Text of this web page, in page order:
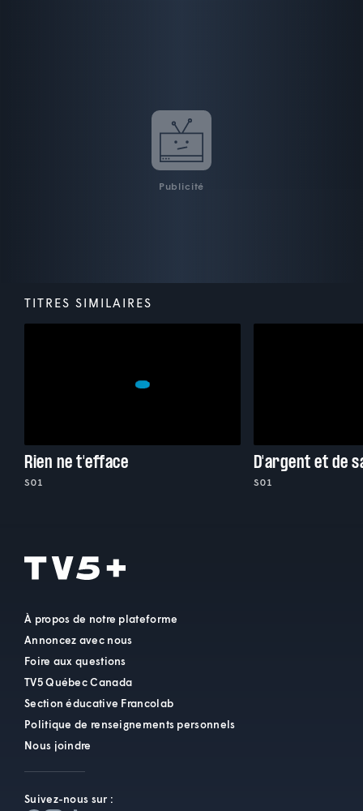
Publicité
TITRES SIMILAIRES
Rien ne t'efface
S01
D'argent et de
S01
À propos de notre plateforme
Annoncez avec nous
Foire aux questions
TV5 Québec Canada
Section éducative Francolab
Politique de renseignements personnels
Nous joindre
Suivez-nous sur :